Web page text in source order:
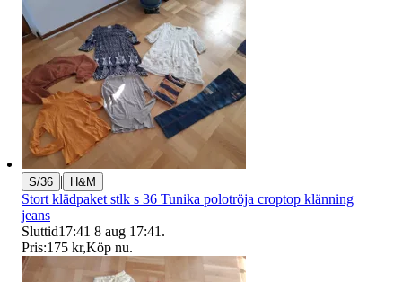
S/36 | H&M
Stort klädpaket stlk s 36 Tunika polotröja croptop klänning
jeans
Sluttid17:41 8 aug 17:41 .
Pris:175 kr,Köp nu.